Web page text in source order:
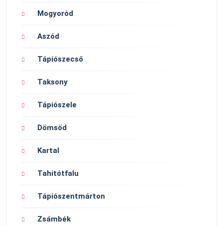
Mogyoród
Aszód
Tápiószecső
Taksony
Tápiószele
Dömsöd
Kartal
Tahitótfalu
Tápiószentmárton
Zsámbék